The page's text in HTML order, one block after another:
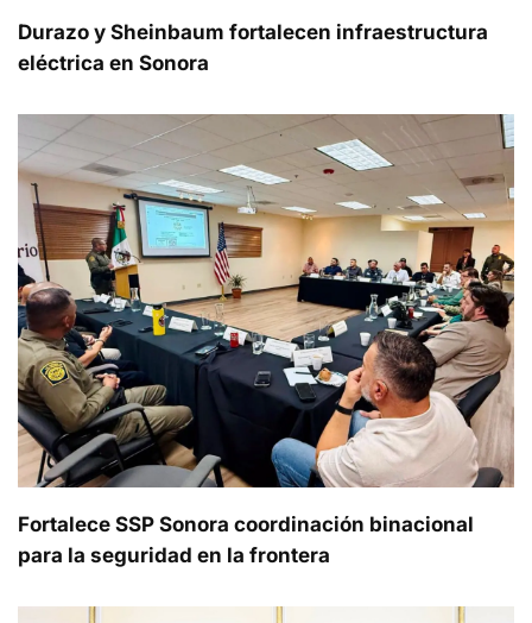
Durazo y Sheinbaum fortalecen infraestructura
eléctrica en Sonora
Fortalece SSP Sonora coordinación binacional
para la seguridad en la frontera